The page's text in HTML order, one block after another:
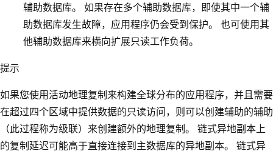
辅助数据库。 如果存在多个辅助数据库，即使其中一个辅
助数据库发生故障，应用程序仍会受到保护。 也可使用其
他辅助数据库来横向扩展只读工作负荷。
提示
如果您使用活动地理复制来构建全球分布的应用程序，并且需要
在超过四个区域中提供数据的只读访问，则可以创建辅助的辅助
（此过程称为级联）来创建额外的地理复制。 链式异地副本上
的复制延迟可能高于直接连接到主数据库的异地副本。 链式异